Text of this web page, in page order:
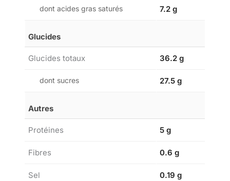
dont acides gras saturés 7.2 g
Glucides
Glucides totaux 36.2 g
dont sucres 27.5 g
Autres
Protéines 5 g
Fibres 0.6 g
Sel 0.19 g